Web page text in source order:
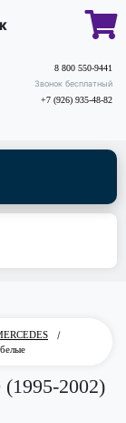
8 800 550-9441
Звонок бесплатный
+7 (926) 935-48-82
/
2002)